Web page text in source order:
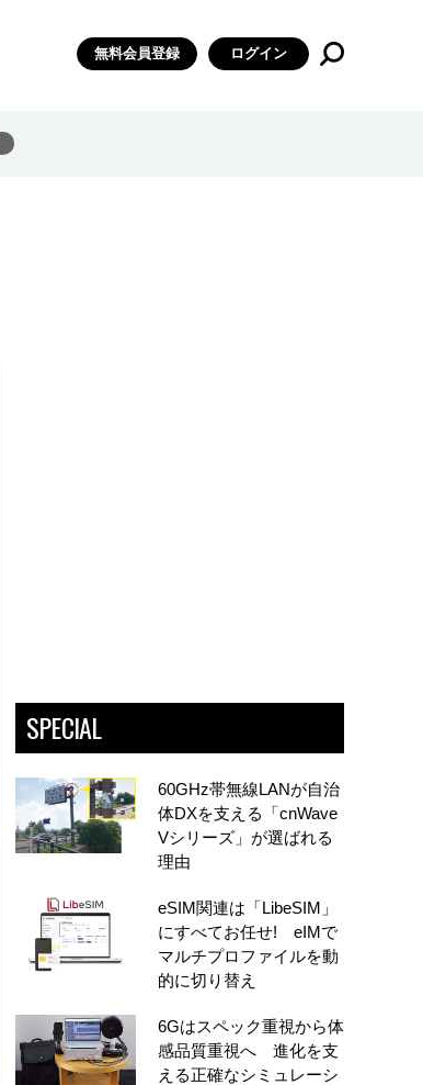
無料会員登録 ログイン
SPECIAL
60GHz帯無線LANが自治
体DXを支える「cnWave
Vシリーズ」が選ばれる
理由
eSIM関連は「LibeSIM」
にすべてお任せ! eIMで
マルチプロファイルを動
的に切り替え
6Gはスペック重視から体
感品質重視へ 進化を支
える正確なシミュレーシ